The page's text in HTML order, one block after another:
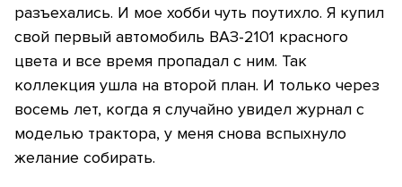
разъехались. И мое хобби чуть поутихло. Я купил
свой первый автомобиль ВАЗ-2101 красного
цвета и все время пропадал с ним. Так
коллекция ушла на второй план. И только через
восемь лет, когда я случайно увидел журнал с
моделью трактора, у меня снова вспыхнуло
желание собирать.